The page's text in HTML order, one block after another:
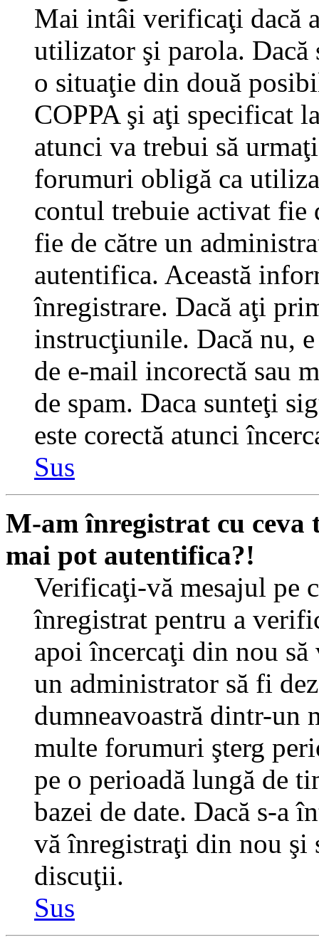
Mai intâi verificaţi dacă
utilizator şi parola. Dacă
o situaţie din două
COPPA şi aţi specificat
atunci va trebui să
forumuri obligă ca
contul trebuie activat fie
fie de către un
autentifica. Această
înregistrare. Dacă aţi
instrucţiunile. Dacă nu,
de e-mail incorectă sau
de spam. Daca sunteţi
este corectă atunci
Sus
M-am înregistrat cu
mai pot autentifica?!
Verificaţi-vă mesajul pe
înregistrat pentru a
apoi încercaţi din nou
un administrator să fi
dumneavoastră dintr-un
multe forumuri şterg
pe o perioadă lungă de
bazei de date. Dacă s-a
vă înregistraţi din nou
discuţii.
Sus